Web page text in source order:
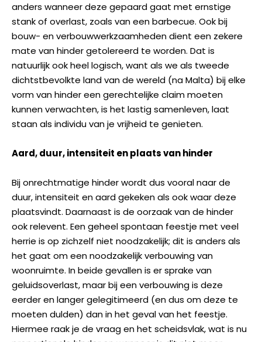
anders wanneer deze gepaard gaat met ernstige
stank of overlast, zoals van een barbecue. Ook bij
bouw- en verbouwwerkzaamheden dient een zekere
mate van hinder getolereerd te worden. Dat is
natuurlijk ook heel logisch, want als we als tweede
dichtstbevolkte land van de wereld (na Malta) bij elke
vorm van hinder een gerechtelijke claim moeten
kunnen verwachten, is het lastig samenleven, laat
staan als individu van je vrijheid te genieten.
Aard, duur, intensiteit en plaats van hinder
Bij onrechtmatige hinder wordt dus vooral naar de
duur, intensiteit en aard gekeken als ook waar deze
plaatsvindt. Daarnaast is de oorzaak van de hinder
ook relevent. Een geheel spontaan feestje met veel
herrie is op zichzelf niet noodzakelijk; dit is anders als
het gaat om een noodzakelijk verbouwing van
woonruimte. In beide gevallen is er sprake van
geluidsoverlast, maar bij een verbouwing is deze
eerder en langer gelegitimeerd (en dus om deze te
moeten dulden) dan in het geval van het feestje.
Hiermee raak je de vraag en het scheidsvlak, wat is nu